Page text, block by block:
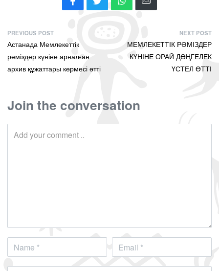
PREVIOUS POST
Астанада Мемлекеттік
рәміздер күніне арналған
архив құжаттары көрмесі өтті
NEXT POST
МЕМЛЕКЕТТІК РӘМІЗДЕР
КҮНІНЕ ОРАЙ ДӨҢГЕЛЕК
ҮСТЕЛ ӨТТІ
Join the conversation